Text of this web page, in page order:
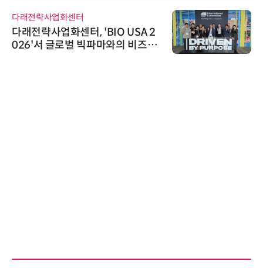
다래전략사업화센터
다래전략사업화센터, 'BIO USA 2
026'서 글로벌 빅파마와의 비즈니